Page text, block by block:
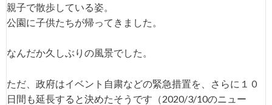
親子で散歩している姿。
公園に子供たちが帰ってきました。
なんだか久しぶりの風景でした。
ただ、政府はイベント自粛などの緊急措置を、さらに１０
日間も延長すると決めたそうです（2020/3/10のニュー